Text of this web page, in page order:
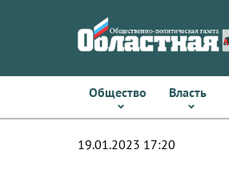
Общество Власть
19.01.2023 17:20